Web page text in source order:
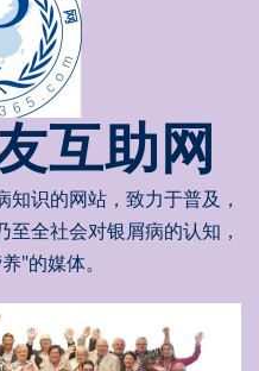
互助网
识的网站，致力于普及，
全社会对银屑病的认知，
"的媒体。